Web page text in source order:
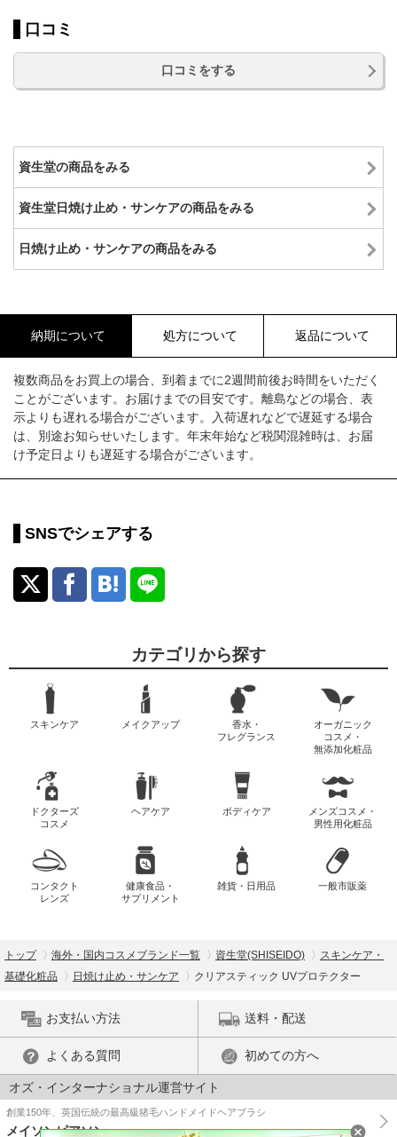
口コミ
口コミをする
資生堂の商品をみる
資生堂日焼け止め・サンケアの商品をみる
日焼け止め・サンケアの商品をみる
納期について 処方について 返品について
複数商品をお買上の場合、到着までに2週間前後お時間をいただく
ことがございます。お届けまでの目安です。離島などの場合、表
示よりも遅れる場合がございます。入荷遅れなどで遅延する場合
は、別途お知らせいたします。年末年始など税関混雑時は、お届
け予定日よりも遅延する場合がございます。
SNSでシェアする
カテゴリから探す
スキンケア メイクアップ
香水・
フレグランス
オーガニック
コスメ・
無添加化粧品
ドクターズ
コスメ
ヘアケア ボディケア
メンズコスメ・
男性用化粧品
コンタクト
レンズ
健康食品・
サプリメント
雑貨・日用品 一般市販薬
トップ 海外・国内コスメブランド一覧 資生堂(SHISEIDO)
スキンケア・
基礎化粧品
日焼け止め・サンケア クリアスティック UVプロテクター
お支払い方法 送料・配送
よくある質問 初めての方へ
オズ・インターナショナル運営サイト
創業150年、英国伝統の最高級猪毛ハンドメイドヘアブラシ
メイソンピアソン